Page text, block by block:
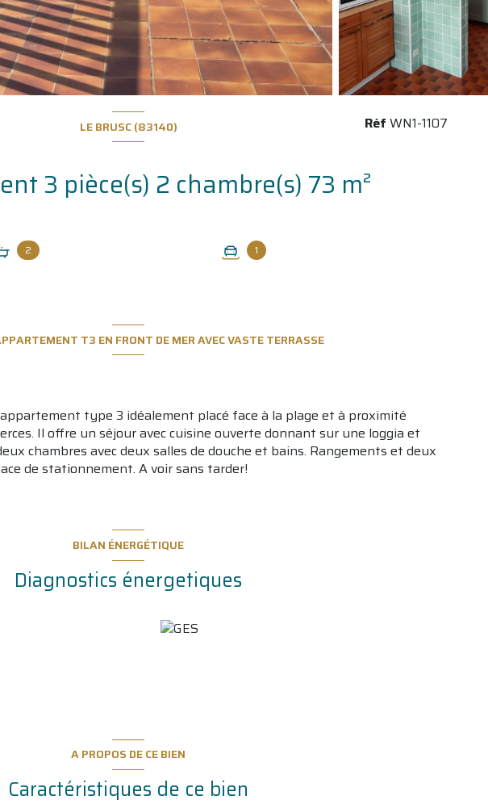
LE BRUSC (83140)
Appartement 3 pièce(s) 2 chambre(s) 73 m²
2 1
Réf WN1-1107
T3 EN FRONT DE MER AVEC VASTE TERRASSE
type 3 idéalement placé face à la plage et à proximité
Il offre un séjour avec cuisine ouverte donnant sur une loggia et
chambres avec deux salles de douche et bains. Rangements et deux
de stationnement. A voir sans tarder!
BILAN ÉNERGÉTIQUE
Diagnostics énergetiques
A PROPOS DE CE BIEN
Caractéristiques de ce bien